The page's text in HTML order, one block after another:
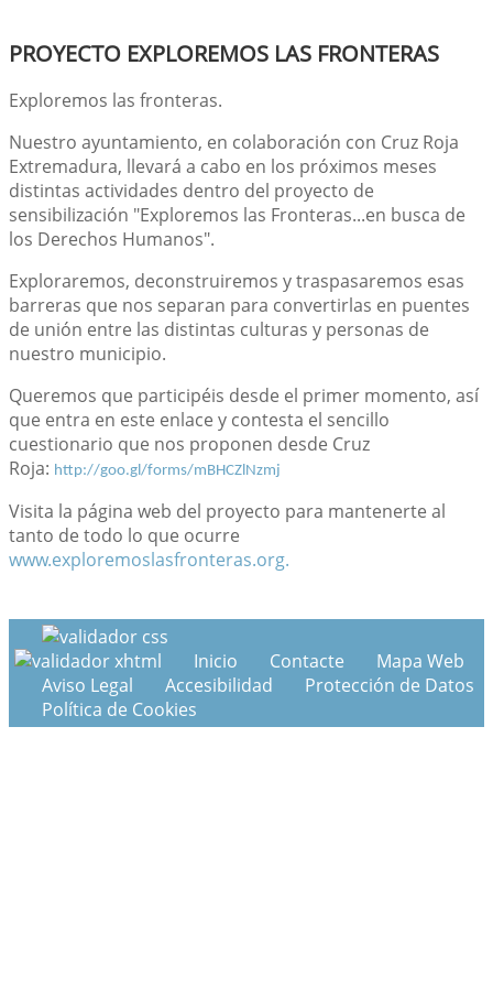
PROYECTO EXPLOREMOS LAS FRONTERAS
Exploremos las fronteras.
Nuestro ayuntamiento, en colaboración con Cruz Roja
Extremadura, llevará a cabo en los próximos meses
distintas actividades dentro del proyecto de
sensibilización "Exploremos las Fronteras...en busca de
los Derechos Humanos".
Exploraremos, deconstruiremos y traspasaremos esas
barreras que nos separan para convertirlas en puentes
de unión entre las distintas culturas y personas de
nuestro municipio.
Queremos que participéis desde el primer momento, así
que entra en este enlace y contesta el sencillo
cuestionario que nos proponen desde Cruz
Roja: http://goo.gl/forms/mBHCZlNzmj
Visita la página web del proyecto para mantenerte al
tanto de todo lo que ocurre
www.exploremoslasfronteras.org.
Inicio Contacte
Mapa Web
Aviso Legal
Accesibilidad
Protección de Datos
Política de Cookies